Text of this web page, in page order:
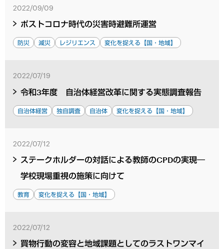
2022/09/09
ポストコロナ時代の災害時避難所運営
防災 減災 レジリエンス 変化を捉える【国・地域】
2022/07/19
令和3年度 自治体経営改革に関する実態調査報告
自治体経営 独自調査 自治体 変化を捉える【国・地域】
2022/07/12
ステークホルダーの対話による教師のCPDの実現―
学校現場重視の施策に向けて
教育 変化を捉える【国・地域】
2022/07/12
買物行動の変容と地域課題としてのラストワンマイ